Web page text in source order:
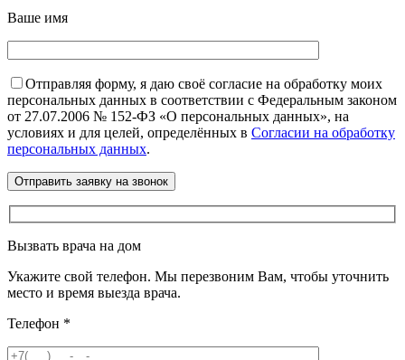
Ваше имя
Отправляя форму, я даю своё согласие на обработку моих
персональных данных в соответствии с Федеральным законом
от 27.07.2006 № 152-ФЗ «О персональных данных», на
условиях и для целей, определённых в Согласии на обработку
персональных данных.
Вызвать врача на дом
Укажите свой телефон. Мы перезвоним Вам, чтобы уточнить
место и время выезда врача.
Телефон *